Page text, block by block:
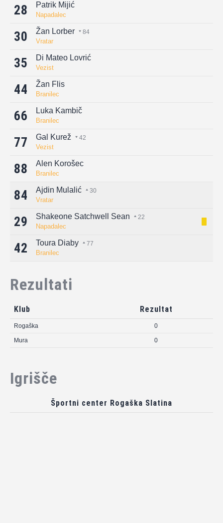
28 Patrik Mijić
Napadalec
30 Žan Lorber 84
Vratar
35 Di Mateo Lovrić
Vezist
44 Žan Flis
Branilec
66 Luka Kambič
Branilec
77 Gal Kurež 42
Vezist
88 Alen Korošec
Branilec
84 Ajdin Mulalić 30
Vratar
29 Shakeone Satchwell Sean 22
Napadalec
42 Toura Diaby 77
Branilec
Rezultati
Klub Rezultat
Rogaška 0
Mura 0
Igrišče
Športni center Rogaška Slatina